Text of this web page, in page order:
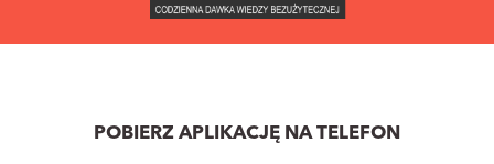
POBIERZ APLIKACJĘ NA TELEFON